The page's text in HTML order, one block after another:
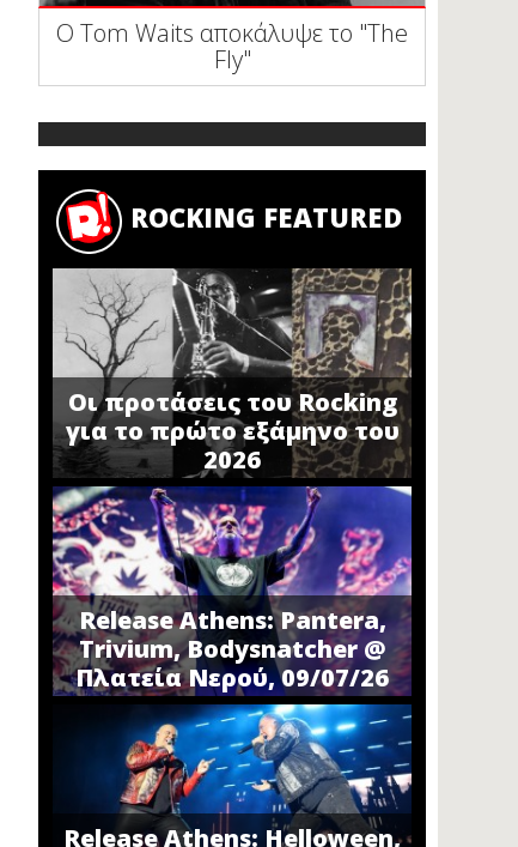
Ο Tom Waits αποκάλυψε το "The
Fly"
ROCKING FEATURED
Οι προτάσεις του Rocking
για το πρώτο εξάμηνο του
2026
Release Athens: Pantera,
Trivium, Bodysnatcher @
Πλατεία Νερού, 09/07/26
Release Athens: Helloween,